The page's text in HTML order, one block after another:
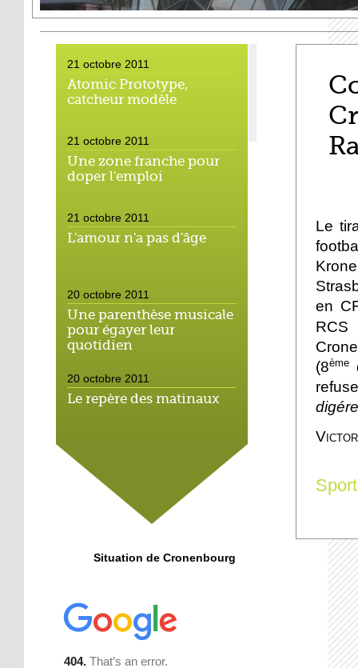
21 octobre 2011
Atomic Prototype,
catcheur modèle
21 octobre 2011
Une zone franche pour
doper l'emploi
21 octobre 2011
L'amour n'a pas d'âge
20 octobre 2011
Une parenthèse musicale
pour égayer leur
quotidien
20 octobre 2011
Le repère des matinaux
20 octobre 2011
Un savoureux mélange
Coupe de France :
18 octobre 2011
La future SPA supplante
Situation de Cronenbourg
Le
en
(8ème
Sport